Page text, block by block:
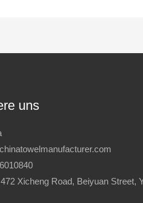
uns
Xicheng Road, Beiyuan Street,